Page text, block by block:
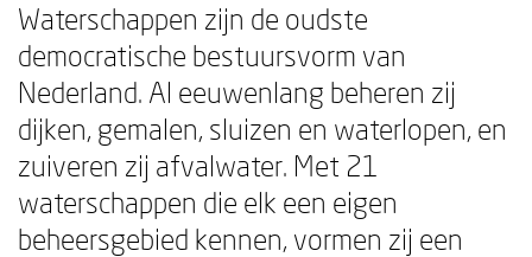
Waterschappen zijn de oudste
democratische bestuursvorm van
Nederland. Al eeuwenlang beheren zij
dijken, gemalen, sluizen en waterlopen, en
zuiveren zij afvalwater. Met 21
waterschappen die elk een eigen
beheersgebied kennen, vormen zij een